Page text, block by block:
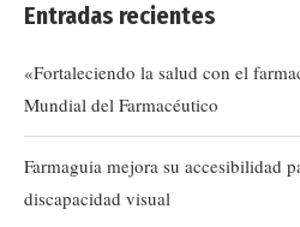
Entradas recientes
«Fortaleciendo la salud con el
Mundial del Farmacéutico
Farmaguia mejora su accesibilidad
discapacidad visual